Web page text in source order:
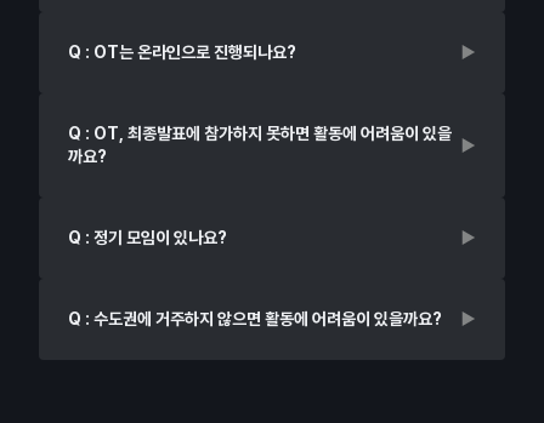
Q : OT는 온라인으로 진행되나요?
Q : OT, 최종발표에 참가하지 못하면 활동에 어려움이 있을
까요?
Q : 정기 모임이 있나요?
Q : 수도권에 거주하지 않으면 활동에 어려움이 있을까요?